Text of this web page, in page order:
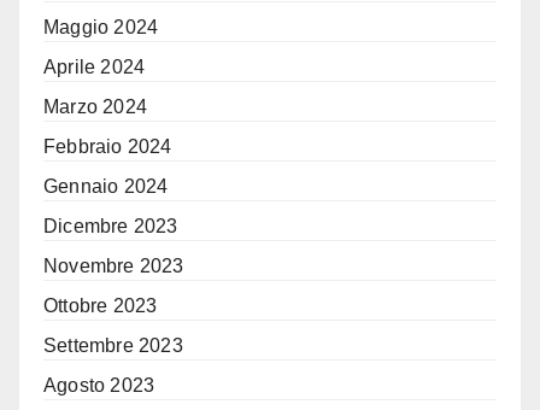
Maggio 2024
Aprile 2024
Marzo 2024
Febbraio 2024
Gennaio 2024
Dicembre 2023
Novembre 2023
Ottobre 2023
Settembre 2023
Agosto 2023